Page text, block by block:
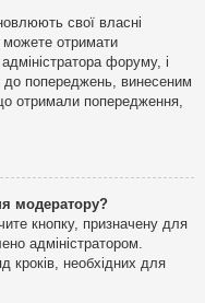
свої власні
отримати
форуму, і
до попереджень, винесеним
отримали попередження,
модератору?
кнопку, призначену для
адміністратором.
кроків, необхідних для